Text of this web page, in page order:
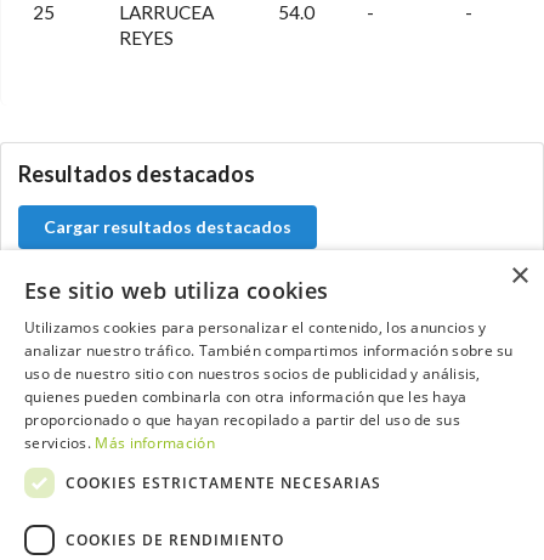
25
LARRUCEA
REYES
54.0 - -
Resultados destacados
Cargar resultados destacados
Contacta con el equipo de NextCaddy
Opina Contacta
Trabaja con nosotros
×
Ese sitio web utiliza cookies
Utilizamos cookies para personalizar el contenido, los anuncios y
analizar nuestro tráfico. También compartimos información sobre su
uso de nuestro sitio con nuestros socios de publicidad y análisis,
quienes pueden combinarla con otra información que les haya
proporcionado o que hayan recopilado a partir del uso de sus
servicios. Más información
COOKIES ESTRICTAMENTE NECESARIAS
COOKIES DE RENDIMIENTO